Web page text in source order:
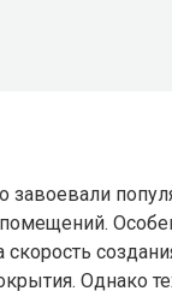
завоевали
скорость
Однако